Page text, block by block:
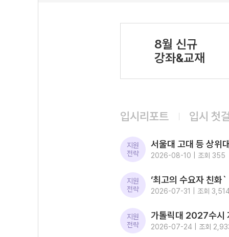
8월 신규
강좌&교재
입시리포트 입시 첫
지원
전략
2026-08-10 | 조회 355
지원
전략
2026-07-31 | 조회
지원
전략
2026-07-24 | 조회